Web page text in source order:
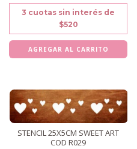
3 cuotas sin interés de
$520
STENCIL 25X5CM SWEET ART
COD R029